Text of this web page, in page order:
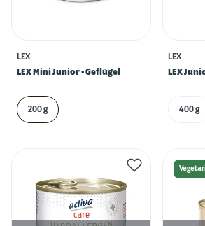
LEX
LEX Mini Junior - Geflügel
200 g
LEX
LEX
400 g